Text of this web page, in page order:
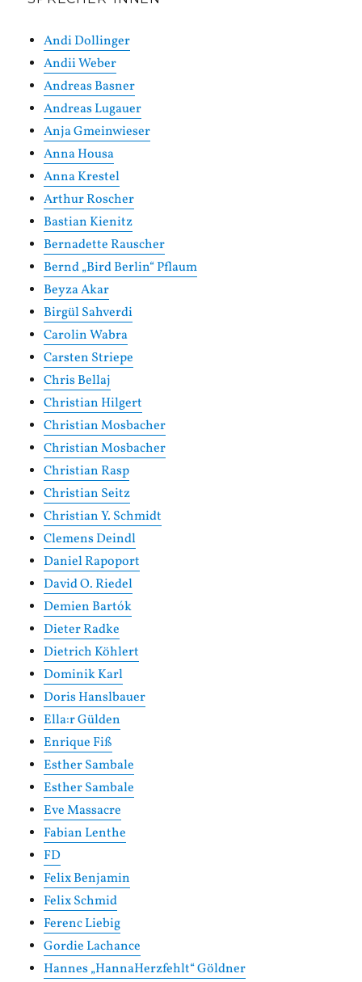
Andi Dollinger
Andii Weber
Andreas Basner
Andreas Lugauer
Anja Gmeinwieser
Anna Housa
Anna Krestel
Arthur Roscher
Bastian Kienitz
Bernadette Rauscher
Bernd „Bird Berlin“ Pflaum
Beyza Akar
Birgül Sahverdi
Carolin Wabra
Carsten Striepe
Chris Bellaj
Christian Hilgert
Christian Mosbacher
Christian Mosbacher
Christian Rasp
Christian Seitz
Christian Y. Schmidt
Clemens Deindl
Daniel Rapoport
David O. Riedel
Demien Bartók
Dieter Radke
Dietrich Köhlert
Dominik Karl
Doris Hanslbauer
Ella:r Gülden
Enrique Fiß
Esther Sambale
Esther Sambale
Eve Massacre
Fabian Lenthe
FD
Felix Benjamin
Felix Schmid
Ferenc Liebig
Gordie Lachance
Hannes „HannaHerzfehlt“ Göldner